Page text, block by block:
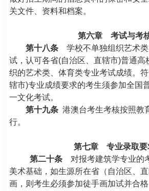
关文件、资料和档案。
第六章 考试与考
第十八条 学校不单独组织艺术
试，认可各省(自治区、直辖市)普通高
织的艺术类、体育类专业考试成绩。
辖市)专业成绩要求的考生须参加全国
一文化考试。
第十九条港澳台考生考核按照教
行。
第七章 专业录取要
第二十条 对报考建筑学专业的
美术基础，如生源所在省（自治区、
画，则考生必须参加徒手画加试并合